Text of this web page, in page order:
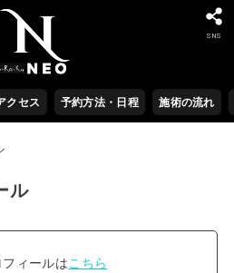
クセス 予約方法・日程 施術の流れ
SNS
ル
ィールはこちら